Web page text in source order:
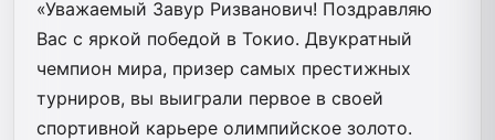
«Уважаемый Завур Ризванович! Поздравляю
Вас с яркой победой в Токио. Двукратный
чемпион мира, призер самых престижных
турниров, вы выиграли первое в своей
спортивной карьере олимпийское золото.